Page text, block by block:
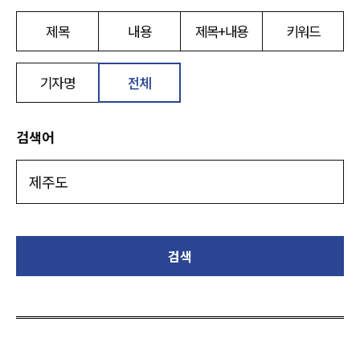
제목 내용 제목+내용 키워드
기자명 전체
검색어
검색